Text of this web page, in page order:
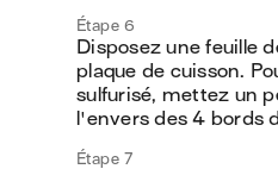
Étape 6
Disposez une feuille
plaque de cuisson.
sulfurisé, mettez un
l'envers des 4 bords
Étape 7